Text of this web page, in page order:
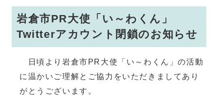
岩倉市PR大使「い～わくん」
Twitterアカウント閉鎖のお知らせ
日頃より岩倉市PR大使「い～わくん」の活動
に温かいご理解とご協力をいただきましてあり
がとうございます。